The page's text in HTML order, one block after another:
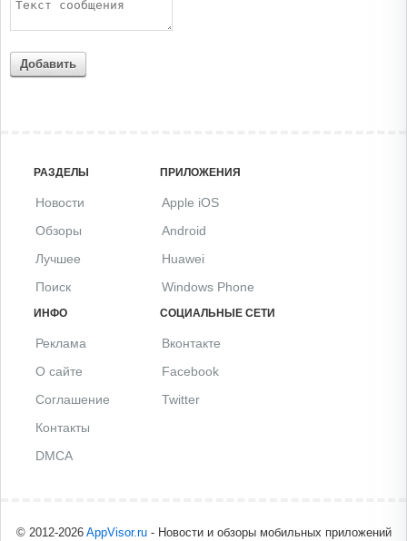
Добавить
РАЗДЕЛЫ
Новости
Обзоры
Лучшее
Поиск
ПРИЛОЖЕНИЯ
Apple iOS
Android
Huawei
Windows Phone
ИНФО
Реклама
О сайте
Соглашение
Контакты
DMCA
СОЦИАЛЬНЫЕ СЕТИ
Вконтакте
Facebook
Twitter
© 2012-2026 AppVisor.ru- Новости и обзоры мобильных приложений